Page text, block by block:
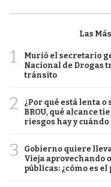
Las
1
Murió el secretario
Nacional de Drogas
tránsito
2
¿Por qué está lenta
BROU, qué alcance
riesgos hay y
3
Gobierno quiere
Vieja aprovechando
públicas: ¿cómo es el